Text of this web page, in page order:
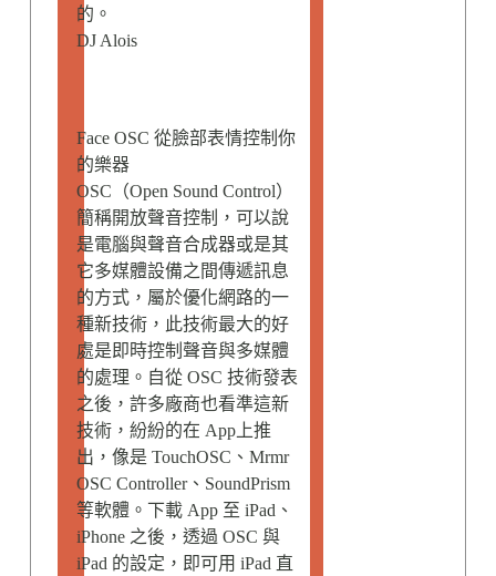
的。
DJ Alois
Face OSC 從臉部表情控制你
的樂器
OSC（Open Sound Control）
簡稱開放聲音控制，可以說
是電腦與聲音合成器或是其
它多媒體設備之間傳遞訊息
的方式，屬於優化網路的一
種新技術，此技術最大的好
處是即時控制聲音與多媒體
的處理。自從 OSC 技術發表
之後，許多廠商也看準這新
技術，紛紛的在 App上推
出，像是 TouchOSC、Mrmr
OSC Controller、SoundPrism
等軟體。下載 App 至 iPad、
iPhone 之後，透過 OSC 與
iPad 的設定，即可用 iPad 直